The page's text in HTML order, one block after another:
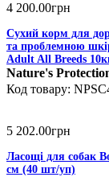
4 200.00грн
Сухий корм для
та проблемною
Adult All Breeds
Nature's
5 202.00грн
Ласощі для собак
см (40 шт/уп)